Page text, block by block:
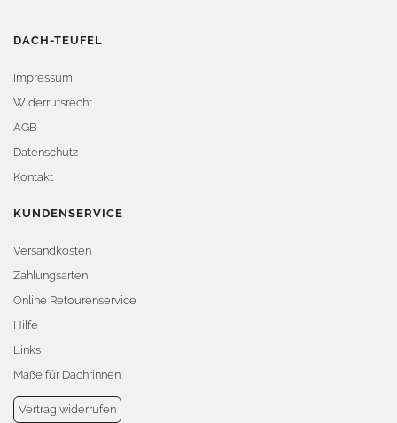
DACH-TEUFEL
Impressum
Widerrufsrecht
AGB
Datenschutz
Kontakt
KUNDENSERVICE
Versandkosten
Zahlungsarten
Online Retourenservice
Hilfe
Links
Maße für Dachrinnen
Vertrag widerrufen